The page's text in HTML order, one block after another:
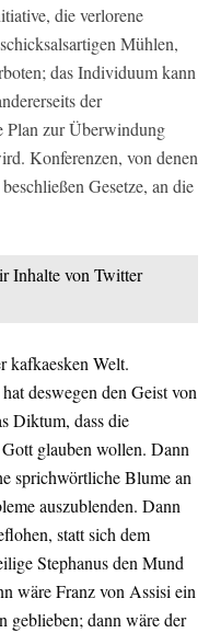
die verlorene
Mühlen,
das Individuum kann
der
Plan zur Überwindung
Konferenzen, von denen
Gesetze, an die
Inhalte von Twitter
kafkaesken Welt.
deswegen den Geist von
Diktum, dass die
glauben wollen. Dann
sprichwörtliche Blume an
auszublenden. Dann
statt sich dem
Stephanus den Mund
wäre Franz von Assisi ein
geblieben; dann wäre der